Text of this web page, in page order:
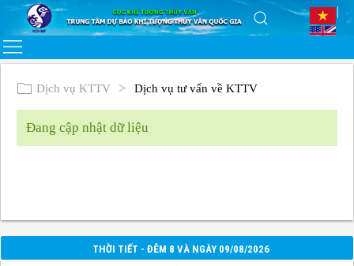
Dịch vụ KTTV Dịch vụ tư vấn về KTTV
Đang cập nhật dữ liệu
THỜI TIẾT - ĐÊM 8 VÀ NGÀY 09/08/2026